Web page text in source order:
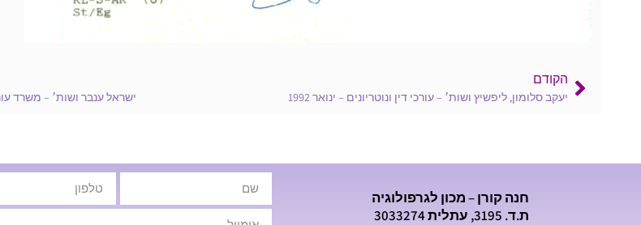
הקודם
יעקב סלומון, ליפשיץ ושות׳ – עורכי דין ונוטריונים – ינואר 1992 ישראל ענבר ושות׳ – משרד
חנה קורן – מכון לגרפולוגיה
ת.ד. 3195, עתלית 3033274